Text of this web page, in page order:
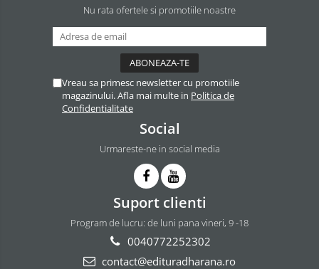
Nu rata ofertele si promotiile noastre
Vreau sa primesc newsletter cu promotiile
magazinului. Afla mai multe in Politica de
Confidentialitate
Social
Urmareste-ne in social media
Suport clienti
Program de lucru: de luni pana vineri, 9 -18
0040772252302
contact@edituradharana.ro